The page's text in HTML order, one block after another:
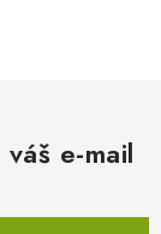
e-mail